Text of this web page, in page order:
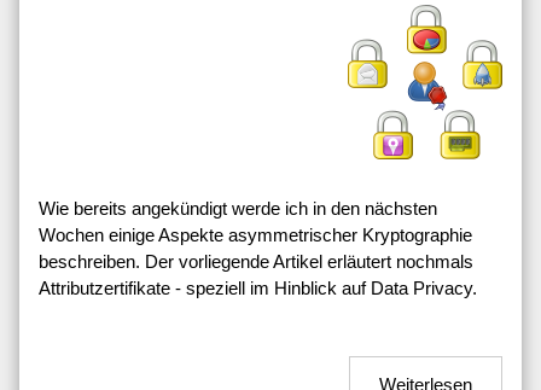
Wie bereits angekündigt werde ich in den nächsten
Wochen einige Aspekte asymmetrischer Kryptographie
beschreiben. Der vorliegende Artikel erläutert nochmals
Attributzertifikate - speziell im Hinblick auf Data Privacy.
Weiterlesen